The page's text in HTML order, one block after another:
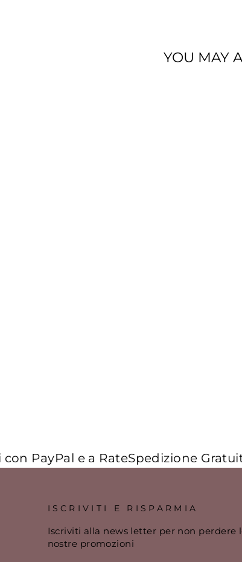
YOU MAY
e a RateSpedizione Gratuita per
ISCRIVITI E RISPARMIA
Iscriviti alla news letter per non perdere
nostre promozioni